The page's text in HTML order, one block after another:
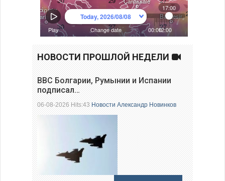
НОВОСТИ ПРОШЛОЙ НЕДЕЛИ
ВВС Болгарии, Румынии и Испании
подписал…
06-08-2026 Hits:43Новости Александр Новинков